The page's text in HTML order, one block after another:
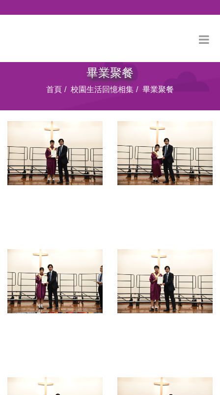
畢業聚餐
首頁 校園生活回憶相集 畢業聚餐